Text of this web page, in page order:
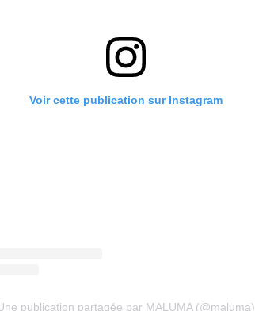
Voir cette publication sur Instagram
publication partagée par MALUMA (@maluma)